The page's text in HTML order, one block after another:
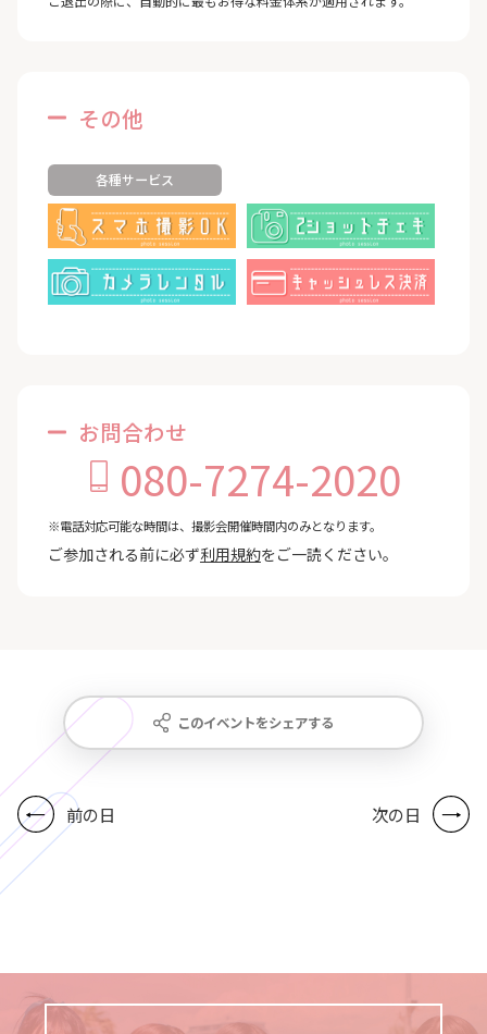
その他
各種サービス
お問合わせ
080-7274-2020
※電話対応可能な時間は、撮影会開催時間内のみとなります。
ご参加される前に必ず利用規約をご一読ください。
このイベントをシェアする
前の日 次の日